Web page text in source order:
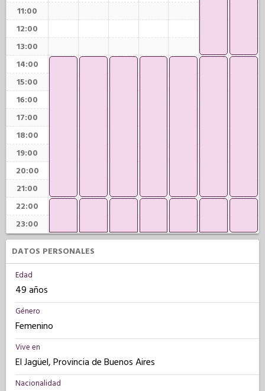
11:00
12:00
13:00
14:00
15:00
16:00
17:00
18:00
19:00
20:00
21:00
22:00
23:00
DATOS PERSONALES
Edad
49 años
Género
Femenino
Vive en
El Jagüel, Provincia de Buenos Aires
Nacionalidad